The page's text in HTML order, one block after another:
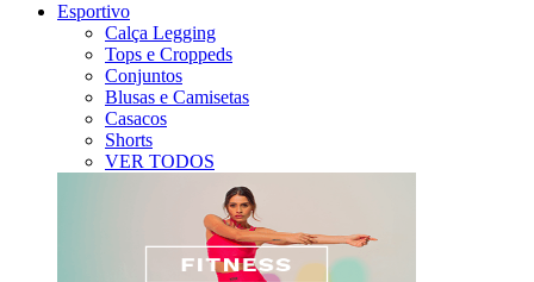
Esportivo
Calça Legging
Tops e Croppeds
Conjuntos
Blusas e Camisetas
Casacos
Shorts
VER TODOS